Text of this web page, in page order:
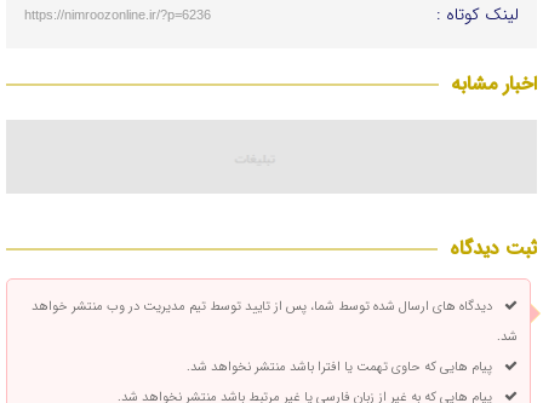
لینک کوتاه : https://nimroozonline.ir/?p=6236
اخبار مشابه
ثبت دیدگاه
دیدگاه های ارسال شده توسط شما، پس از تایید توسط تیم مدیریت در وب منتشر خواهد
شد.
پیام هایی که حاوی تهمت یا افترا باشد منتشر نخواهد شد.
پیام هایی که به غیر از زبان فارسی یا غیر مرتبط باشد منتشر نخواهد شد.